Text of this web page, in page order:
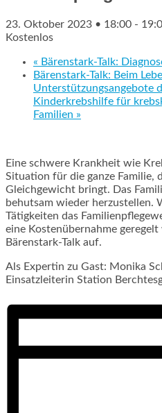
23. Oktober 2023 • 18:00 -
Kostenlos
« Bärenstark-Talk:
Bärenstark-Talk: Beim
Unterstützungsangebote
Kinderkrebshilfe für
Familien »
Eine schwere Krankheit wie
Situation für die ganze Familie,
Gleichgewicht bringt. Das
behutsam wieder herzustellen.
Tätigkeiten das
eine Kostenübernahme
Bärenstark-Talk auf.
Als Expertin zu Gast: Monika
Einsatzleiterin Station